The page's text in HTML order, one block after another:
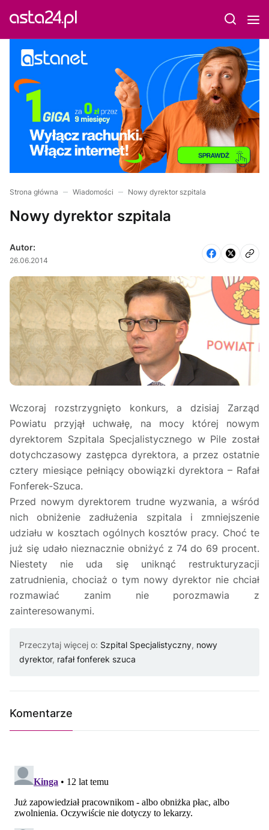
Strona główna Wiadomości Nowy dyrektor szpitala
Nowy dyrektor szpitala
Autor:
26.06.2014
Wczoraj rozstrzygnięto konkurs, a dzisiaj Zarząd
Powiatu przyjął uchwałę, na mocy której nowym
dyrektorem Szpitala Specjalistycznego w Pile został
dotychczasowy zastępca dyrektora, a przez ostatnie
cztery miesiące pełniący obowiązki dyrektora – Rafał
Fonferek-Szuca.
Przed nowym dyrektorem trudne wyzwania, a wśród
nich obniżenie zadłużenia szpitala i zmniejszenie
udziału w kosztach ogólnych kosztów pracy. Choć te
już się udało nieznacznie obniżyć z 74 do 69 procent.
Niestety nie uda się uniknąć restrukturyzacji
zatrudnienia, chociaż o tym nowy dyrektor nie chciał
rozmawiać zanim nie porozmawia z
zainteresowanymi.
Przeczytaj więcej o: Szpital Specjalistyczny, nowy
dyrektor, rafał fonferek szuca
Komentarze